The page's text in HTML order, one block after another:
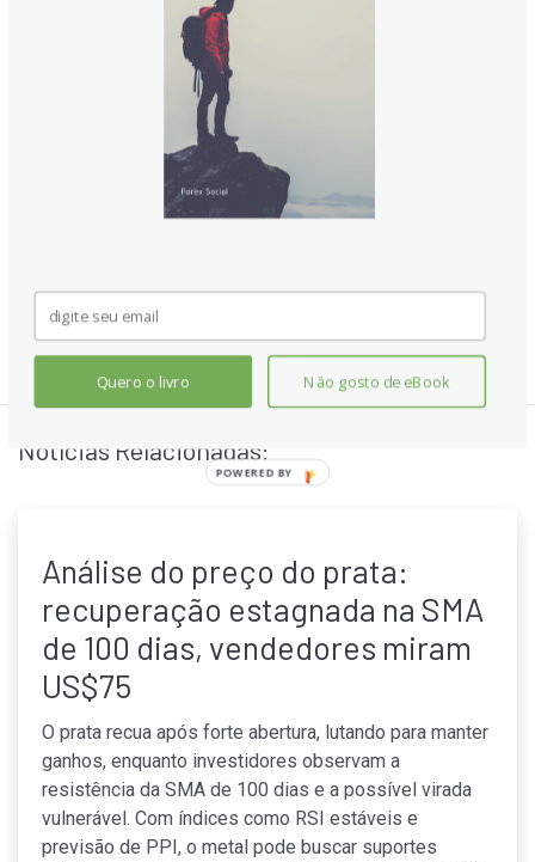
Notícias Relacionadas:
Análise do preço do prata:
recuperação estagnada na SMA
de 100 dias, vendedores miram
US$75
O prata recua após forte abertura, lutando para manter
ganhos, enquanto investidores observam a
resistência da SMA de 100 dias e a possível virada
vulnerável. Com índices como RSI estáveis e
previsão de PPI, o metal pode buscar suportes
Quero o livro Não gosto de eBook